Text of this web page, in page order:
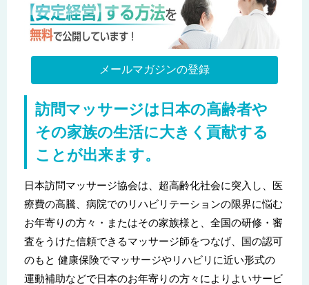
メールマガジンの登録
訪問マッサージは日本の高齢者や
その家族の生活に大きく貢献する
ことが出来ます。
日本訪問マッサージ協会は、超高齢化社会に突入し、医
療費の高騰、病院でのリハビリテーションの限界に悩む
お年寄りの方々・またはその家族様と、全国の研修・審
査をうけた信頼できるマッサージ師をつなげ、国の認可
のもと 健康保険でマッサージやリハビリに近い形式の
運動補助などで日本のお年寄りの方々によりよいサービ